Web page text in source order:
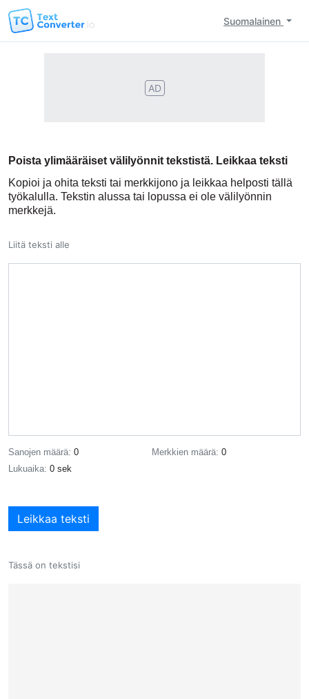
Suomalainen
AD
Poista ylimääräiset välilyönnit tekstistä. Leikkaa teksti
Kopioi ja ohita teksti tai merkkijono ja leikkaa helposti tällä
työkalulla. Tekstin alussa tai lopussa ei ole välilyönnin
merkkejä.
Liitä teksti alle
Sanojen määrä: 0 Merkkien määrä: 0
Lukuaika: 0 sek
Tässä on tekstisi
Leikkaa teksti